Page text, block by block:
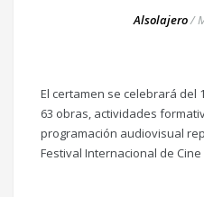
Alsolajero/
El certamen se celebrará del
63 obras, actividades
programación audiovisual
Festival Internacional de